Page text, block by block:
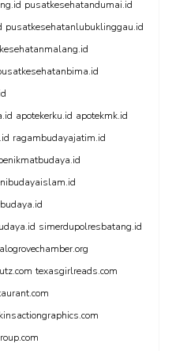
pusatkesehatandumai.id
pusatkesehatanlubuklinggau.id
apotekerku.id apotekmk.id
ragambudayajatim.id
simerdupolresbatang.id
texasgirlreads.com